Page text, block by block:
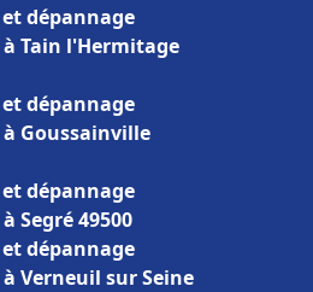
dépannage
Tain l'Hermitage
dépannage
Goussainville
dépannage
Segré 49500
dépannage
Verneuil sur Seine